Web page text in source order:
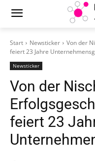
Start Newsticker
Von der
feiert 23 Jahre
Newsticker
Von der
feiert 23